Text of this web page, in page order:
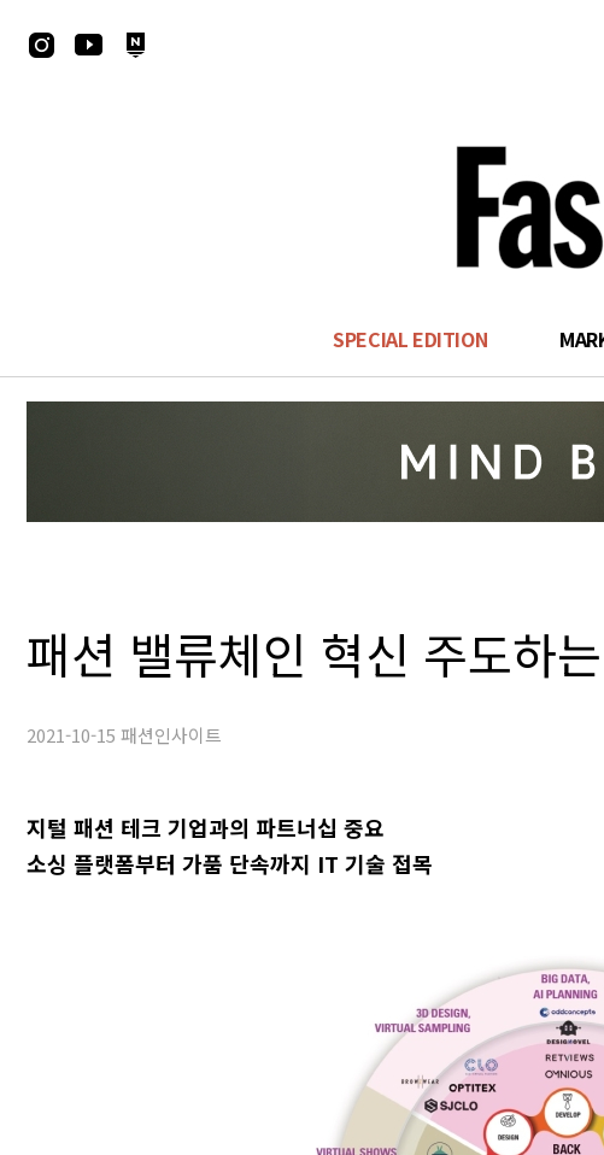
SPECIAL EDITION
패션 밸류체인 혁신 주도
2021-10-15 패션인사이트
지털 패션 테크 기업과의 파트너십 중요
소싱 플랫폼부터 가품 단속까지 IT 기술 접목